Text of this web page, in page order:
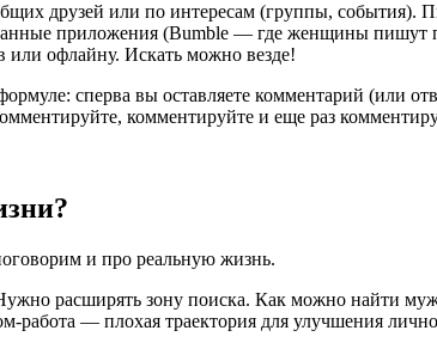
друзей или по интересам (группы,
приложения (Bumble — где женщины
или офлайну. Искать можно везде!
сперва вы оставляете комментарий (или
комментируйте и еще раз
и про реальную жизнь.
расширять зону поиска. Как можно найти
работа — плохая траектория для улучшения